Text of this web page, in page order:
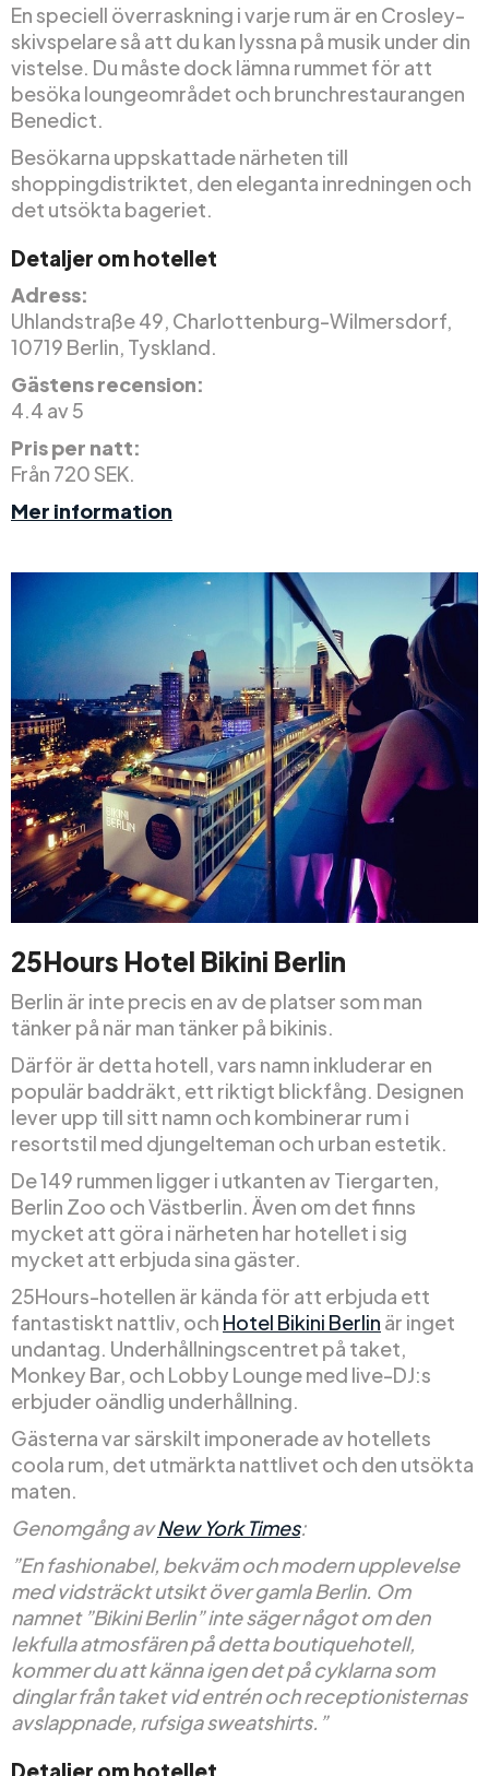
En speciell överraskning i varje rum är en Crosley-
skivspelare så att du kan lyssna på musik under din
vistelse. Du måste dock lämna rummet för att
besöka loungeområdet och brunchrestaurangen
Benedict.
Besökarna uppskattade närheten till
shoppingdistriktet, den eleganta inredningen och
det utsökta bageriet.
Detaljer om hotellet
Adress:
Uhlandstraße 49, Charlottenburg-Wilmersdorf,
10719 Berlin, Tyskland.
Gästens recension:
4.4 av 5
Pris per natt:
Från 720 SEK.
Mer information
25Hours Hotel Bikini Berlin
Berlin är inte precis en av de platser som man
tänker på när man tänker på bikinis.
Därför är detta hotell, vars namn inkluderar en
populär baddräkt, ett riktigt blickfång. Designen
lever upp till sitt namn och kombinerar rum i
resortstil med djungelteman och urban estetik.
De 149 rummen ligger i utkanten av Tiergarten,
Berlin Zoo och Västberlin. Även om det finns
mycket att göra i närheten har hotellet i sig
mycket att erbjuda sina gäster.
25Hours-hotellen är kända för att erbjuda ett
fantastiskt nattliv, och Hotel Bikini Berlin är inget
undantag. Underhållningscentret på taket,
Monkey Bar, och Lobby Lounge med live-DJ:s
erbjuder oändlig underhållning.
Gästerna var särskilt imponerade av hotellets
coola rum, det utmärkta nattlivet och den utsökta
maten.
Genomgång avNew York Times:
”En fashionabel, bekväm och modern upplevelse
med vidsträckt utsikt över gamla Berlin. Om
namnet ”Bikini Berlin” inte säger något om den
lekfulla atmosfären på detta boutiquehotell,
kommer du att känna igen det på cyklarna som
dinglar från taket vid entrén och receptionisternas
avslappnade, rufsiga sweatshirts.”
Detaljer om hotellet